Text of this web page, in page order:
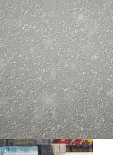
: une voiture autonome